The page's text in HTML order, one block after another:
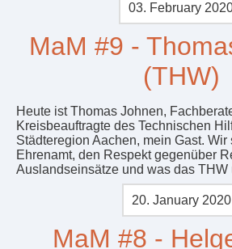
03. February
MaM #9 -
(THW)
Heute ist Thomas Johnen,
Kreisbeauftragte des Technischen
Städteregion Aachen, mein Gast.
Ehrenamt, den Respekt gegenüber
Auslandseinsätze und was das THW
20. January 2020
MaM #8 -